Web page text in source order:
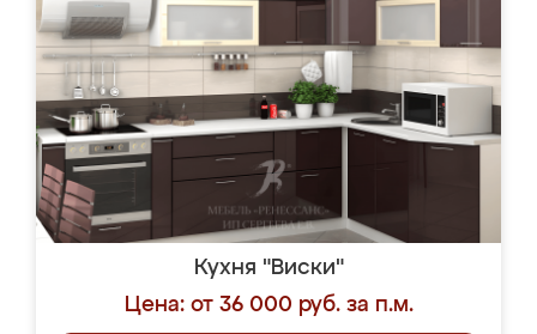
Кухня "Виски"
Цена: от 36 000 руб. за п.м.